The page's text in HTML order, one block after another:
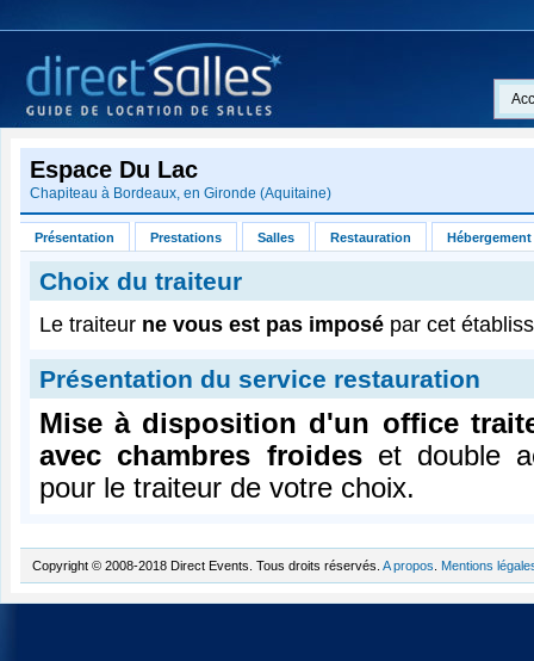
Espace Du Lac
Chapiteau à Bordeaux, en Gironde (Aquitaine)
Présentation Prestations Salles Restauration Hébergement
Choix du traiteur
Le traiteur ne vous est pas imposé par cet
Présentation du service restauration
Mise à disposition d'un office
avec chambres froideset double
pour le traiteur de votre choix.
Copyright © 2008-2018 Direct Events. Tous droits réservés. A propos Mentions